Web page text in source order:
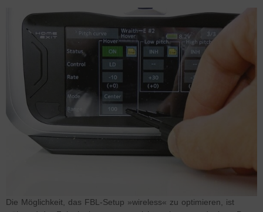
Die Möglichkeit, das FBL-Setup »wireless« zu optimieren, ist